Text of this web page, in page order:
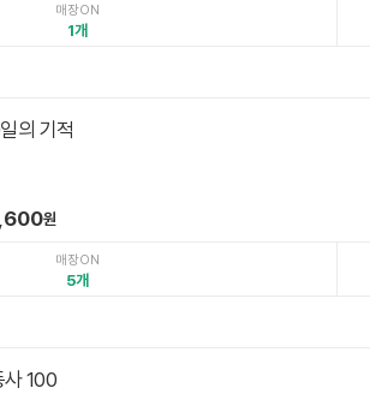
매장ON
1
의 기적
원
매장ON
5
사 100